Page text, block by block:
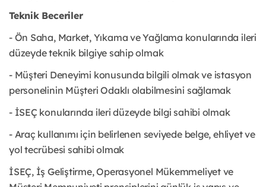
Teknik Beceriler
- Ön Saha, Market, Yıkama ve Yağlama konularında ileri
düzeyde teknik bilgiye sahip olmak
- Müşteri Deneyimi konusunda bilgili olmak ve istasyon
personelinin Müşteri Odaklı olabilmesini sağlamak
- İSEÇ konularında ileri düzeyde bilgi sahibi olmak
- Araç kullanımı için belirlenen seviyede belge, ehliyet ve
yol tecrübesi sahibi olmak
İSEÇ, İş Geliştirme, Operasyonel Mükemmeliyet ve